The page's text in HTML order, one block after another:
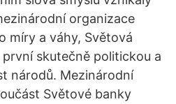
organizace
míry a váhy, Světová
skutečně politickou a
národů. Mezinárodní
Světové banky